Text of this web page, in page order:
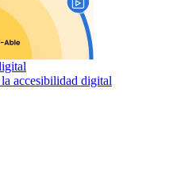
accesibilidad digital